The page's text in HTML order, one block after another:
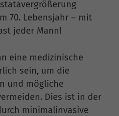
70. Lebensjahr – mit
jeder Mann!
eine medizinische
sein, um die
und mögliche
Dies ist in der
minimalinvasive